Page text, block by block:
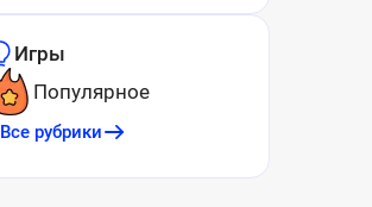
Игры
Популярное
Все рубрики